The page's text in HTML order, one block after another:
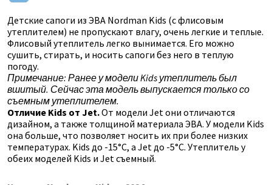
Детские сапоги из ЭВА Nordman Kids (с флисовым
утеплителем) не пропускают влагу, очень легкие и теплые.
Флисовый утеплитель легко вынимается. Его можно
сушить, стирать, и носить сапоги без него в теплую
погоду.
Примечание: Ранее у модели Kids утеплитель был
вшитый. Сейчас эта модель выпускается только со
съемным утеплителем.
Отличие Kids от Jet.От модели Jet они отличаются
дизайном, а также толщиной материала ЭВА. У модели Kids
она больше, что позволяет носить их при более низких
температурах. Kids до -15°C, а Jet до -5°C. Утеплитель у
обеих моделей Kids и Jet съемный.